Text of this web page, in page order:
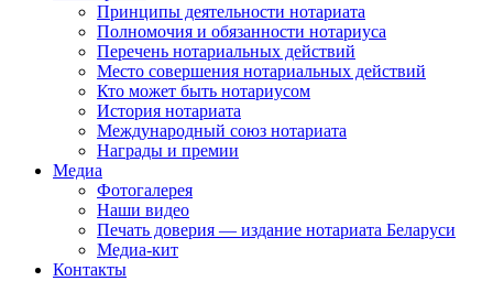
Принципы деятельности нотариата
Полномочия и обязанности нотариуса
Перечень нотариальных действий
Место совершения нотариальных действий
Кто может быть нотариусом
История нотариата
Международный союз нотариата
Награды и премии
Медиа
Фотогалерея
Наши видео
Печать доверия — издание нотариата Беларуси
Медиа-кит
Контакты